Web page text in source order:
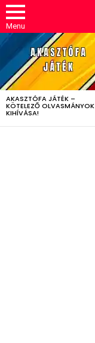
Menu
LATEST
STORIES
AKASZTÓFA JÁTÉK –
KÖTELEZŐ OLVASMÁNYOK
KIHÍVÁSA!